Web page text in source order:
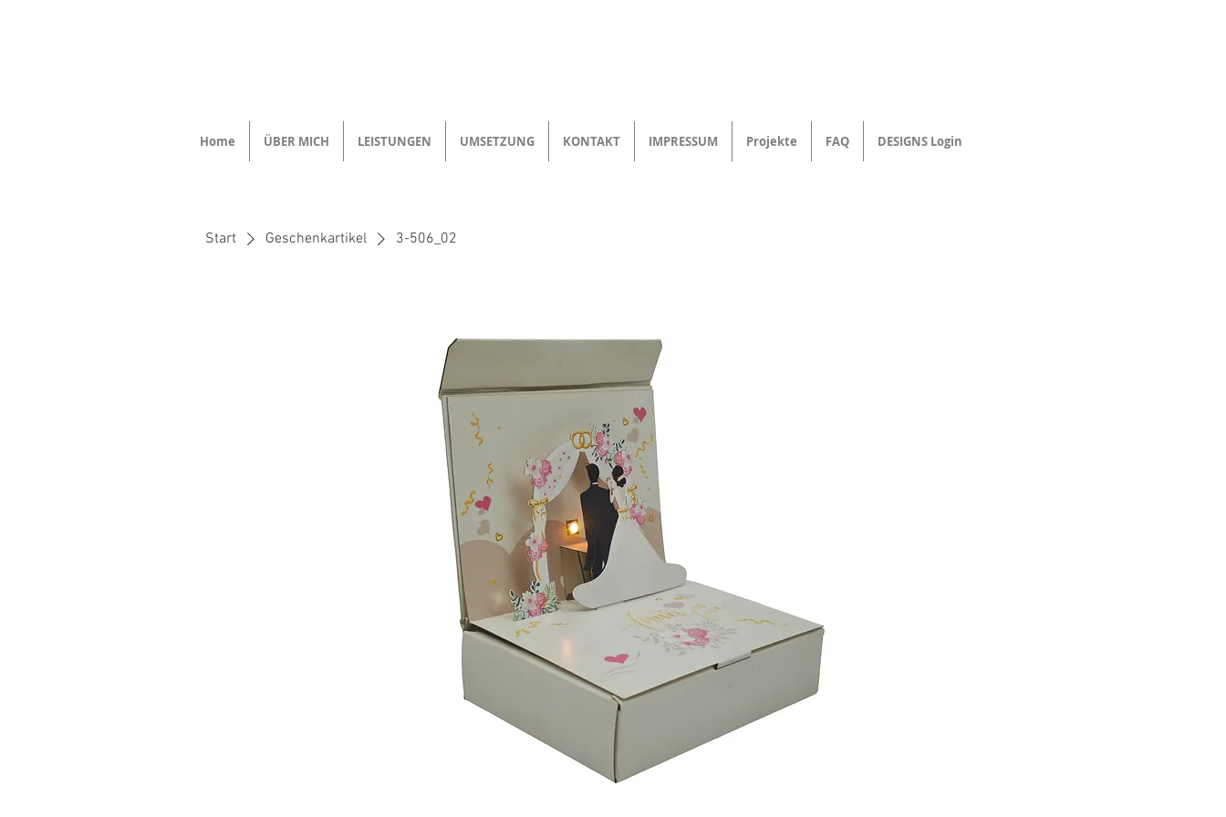
Home ÜBER MICH LEISTUNGEN UMSETZUNG KONTAKT IMPRESSUM Projekte FAQ DESIGNS Login
Start Geschenkartikel 3-506_02